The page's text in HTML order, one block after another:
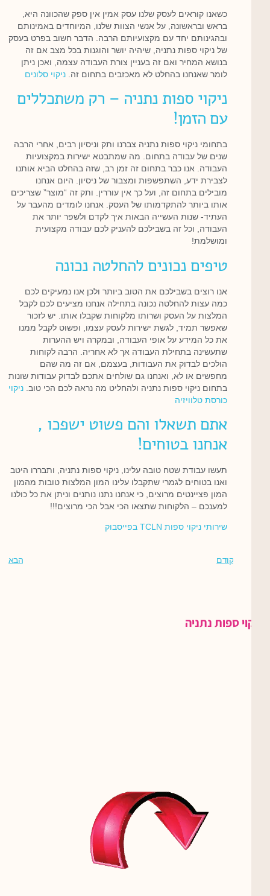
כשאנו קוראים לעסק שלנו עסק אמין אין ספק שהכוונה היא,
בראש ובראשונה, על אנשי הצוות שלנו, המיוחדים באמינותם
ובהגינותם יחד עם מקצועיותם הרבה. הדבר חשוב בפרט בעסק
של ניקוי ספות נתניה, שיהיה יושר והוגנות בכל מצב אם זה
בנושא המחיר ואם זה בעניין צורת העבודה עצמה, ואכן ניתן
לומר שאנחנו בהחלט לא מאכזבים בתחום זה. ניקוי סלונים
ניקוי ספות נתניה – רק משתכללים
עם הזמן!
בתחומי ניקוי ספות נתניה צברנו ותק וניסיון רבים, אחרי הרבה
שנים של עבודה בתחום. מה שמתבטא ישירות במקצועיות
העבודה. אנו כבר בתחום זה זמן רב, שזה בהחלט הביא אותנו
לצבירת ידע, השתפשפות ומצבור של ניסיון. היום אנחנו
מובילים בתחום זה, ועל כך אין עוררין. ותק זה “מוצר” שצריכים
אותו ביותר להתקדמותו של העסק. אנחנו לומדים מהעבר על
העתיד- שנות העשייה הבאות איך לקדם ולשפר יותר את
העבודה, וכל זה בשבילכם להעניק לכם עבודה מקצועית
ומושלמת!
טיפים נכונים להחלטה נכונה
אנו רוצים בשבילכם את הטוב ביותר ולכן אנו נמעיקים לכם
כמה עצות להחלטה נכונה בתחילה אנחנו מציעים לכם לקבל
המלצות על העסק ושרותו מלקוחות שקבלו אותו. יש לזכור
שאפשר תמיד, לגשת ישירות לעסק עצמו, ופשוט לקבל ממנו
את כל המידע על אופי העבודה, ובמקרה ויש ההערות
שתעשינה בתחילת העבודה אך לא אחריה. הרבה לקוחות
הולכים לבדוק את העבודות, בעצמם, אם זה מה שהם
מחפשים או לא, ואנחנו גם שולחים אתכם לבדוק עבודות שונות
בתחום ניקוי ספות נתניה ולהחליט מה נראה לכם הכי טוב. ניקוי
כורסת טלוויזיה
אתם תשאלו והם פשוט ישפכו ,
אנחנו בטוחים!
תעשו עבודת שטח טובה עלינו, ניקוי ספות נתניה, ותבררו היטב
ואנו בטוחים לגמרי שתקבלו עלינו המון המלצות טובות מהמון
המון פציינטים מרוצים, כי אנחנו נתנו נותנים וניתן את כל כולנו
למענכם – הלקוחות שתצאו הכי אבל הכי מרוצים!!!
שירותי ניקוי ספות TCLN בפייסבוק
קודם הבא
ניקוי ספות נתניה